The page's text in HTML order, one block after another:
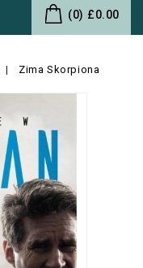
(0) £0.00
Zima Skorpiona